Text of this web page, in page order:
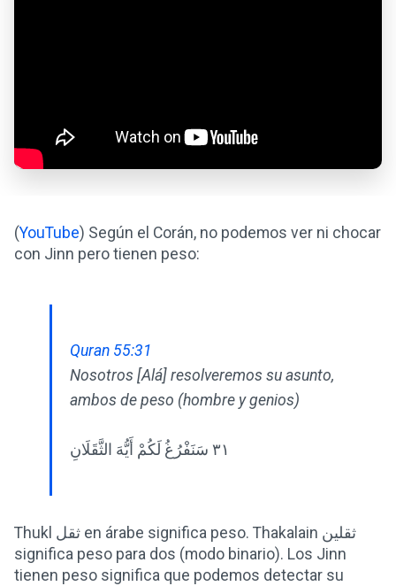
(YouTube) Según el Corán, no podemos ver ni chocar
con Jinn pero tienen peso:
Quran 55:31
Nosotros [Alá] resolveremos su asunto,
ambos de peso (hombre y genios)
٣١ سَنَفْرُغُ لَكُمْ أَيُّهَ الثَّقَلَانِ
Thukl ثقل en árabe significa peso. Thakalain ثقلين
significa peso para dos (modo binario). Los Jinn
tienen peso significa que podemos detectar su